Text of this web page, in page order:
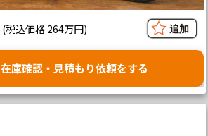
(税込価格 264万円)
在庫確認・見積もり依頼をする